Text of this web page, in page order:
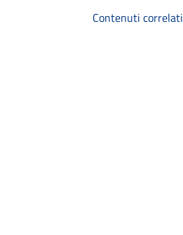
Contenuti correlati